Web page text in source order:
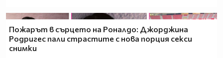
Пожарът в сърцето на Роналдо: Джорджина
Родригес пали страстите с нова порция секси
снимки